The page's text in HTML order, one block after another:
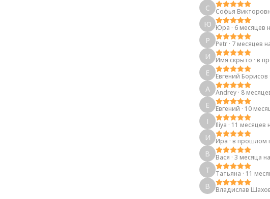
С Софья
Ю Юра · 6 месяцев
P Petr · 7 месяцев
И Имя скрыто · в
Е Евгений Борисов
A Andrey · 8
Е Евгений · 10
I Iliya · 11 месяцев
И Ира · в прошлом
В Вася · 3 месяца
T Tатьяна · 11
В Владислав